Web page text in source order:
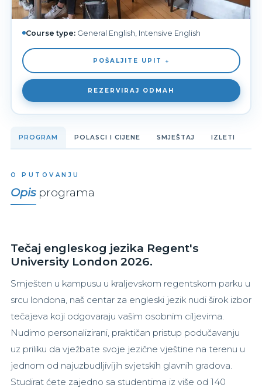
Course type:General English, Intensive English
POŠALJITE UPIT ↓
REZERVIRAJ ODMAH
PROGRAM POLASCI I CIJENE SMJEŠTAJ IZLETI
O PUTOVANJU
Opisprograma
Tečaj engleskog jezika Regent's
University London 2026.
Smješten u kampusu u kraljevskom regentskom parku u
srcu londona, naš centar za engleski jezik nudi širok izbor
tečajeva koji odgovaraju vašim osobnim ciljevima.
Nudimo personalizirani, praktičan pristup podučavanju
uz priliku da vježbate svoje jezične vještine na terenu u
jednom od najuzbudljivijih svjetskih glavnih gradova.
Studirat ćete zajedno sa studentima iz više od 140